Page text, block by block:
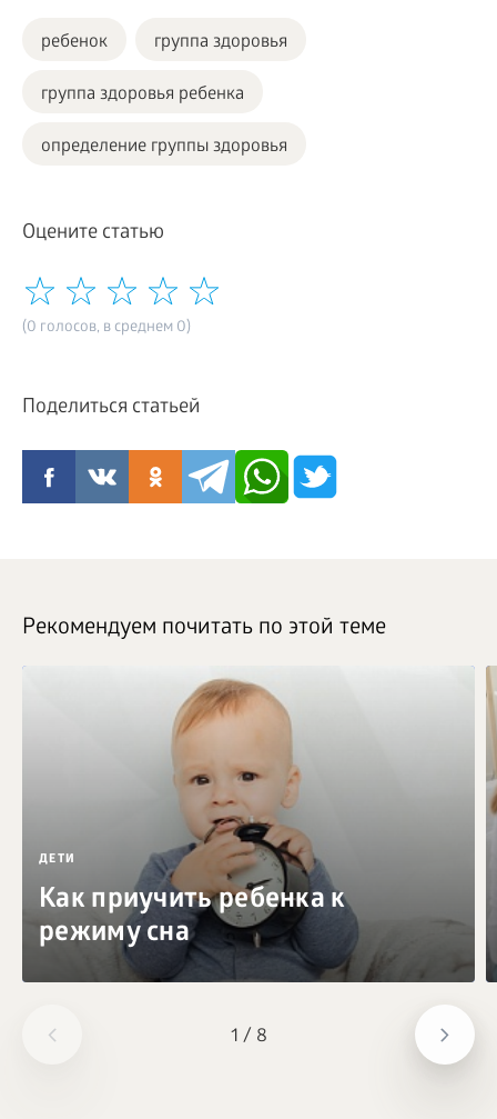
ребенок группа здоровья
группа здоровья ребенка
определение группы здоровья
Оцените статью
(0 голосов, в среднем 0)
Поделиться статьей
1 / 8
Рекомендуем почитать по этой теме
ДЕТИ
Как приучить ребенка к
режиму сна